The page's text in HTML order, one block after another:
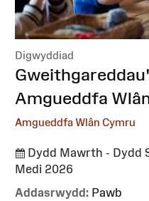
Digwyddiad
:
Amgueddfa
Amgueddfa Wlân Cymru
Dydd Mawrth - Dydd
Medi 2026
Addasrwydd: Pawb